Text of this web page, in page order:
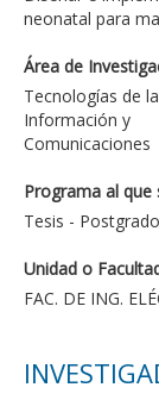
neonatal para
Área de
Tecnologías de la
Información y
Comunicaciones
Programa al que
Tesis - Postgrado
Unidad o
FAC. DE ING.